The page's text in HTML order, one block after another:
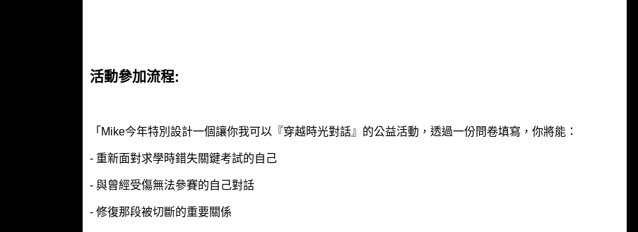
活動參加流程:
「Mike今年特別設計一個讓你我可以『穿越時光對話』的公益活動，透過一份問卷填寫，你將能：
- 重新面對求學時錯失關鍵考試的自己
- 與曾經受傷無法參賽的自己對話
- 修復那段被切斷的重要關係